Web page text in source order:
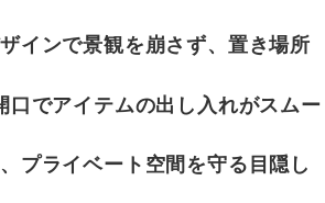
インで景観を崩さず、置き場所
口でアイテムの出し入れがスムー
プライベート空間を守る目隠し